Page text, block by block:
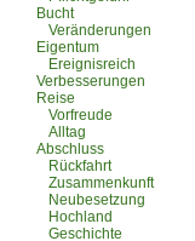
Bucht
Veränderungen
Eigentum
Ereignisreich
Verbesserungen
Reise
Vorfreude
Alltag
Abschluss
Rückfahrt
Zusammenkunft
Neubesetzung
Hochland
Geschichte